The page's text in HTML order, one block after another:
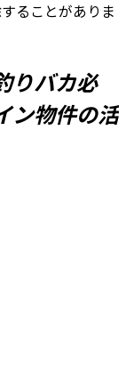
ることがありま
りバカ必
ン物件の活